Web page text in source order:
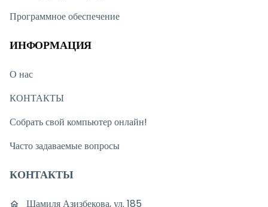
Программное обеспечение
ИНФОРМАЦИЯ
О нас
КОНТАКТЫ
Собрать свой компьютер онлайн!
Часто задаваемые вопросы
КОНТАКТЫ
Шамиля Азизбекова, ул. 185